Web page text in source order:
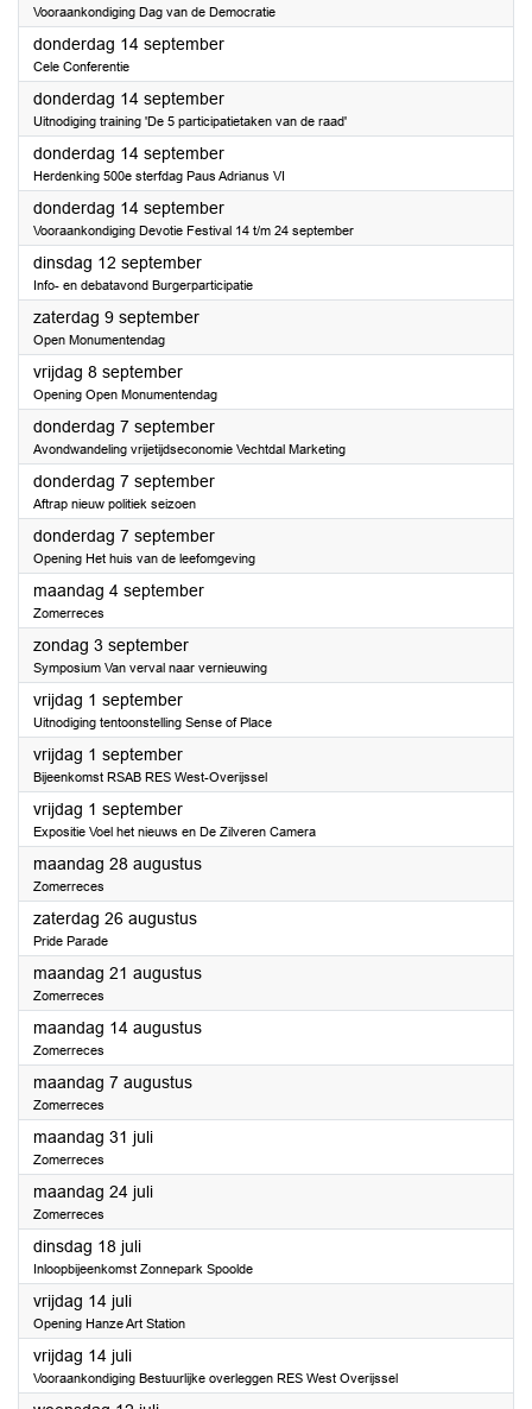
Vooraankondiging Dag van de Democratie
donderdag 14 september2023
Cele Conferentie
donderdag 14 september2023
Uitnodiging training 'De 5 participatietaken van de raad'
donderdag 14 september2023
Herdenking 500e sterfdag Paus Adrianus VI
donderdag 14 september2023
Vooraankondiging Devotie Festival 14 t/m 24 september
dinsdag 12 september2023
Info- en debatavond Burgerparticipatie
zaterdag 9 september2023
Open Monumentendag
vrijdag 8 september2023
Opening Open Monumentendag
donderdag 7 september2023
Avondwandeling vrijetijdseconomie Vechtdal Marketing
donderdag 7 september2023
Aftrap nieuw politiek seizoen
donderdag 7 september2023
Opening Het huis van de leefomgeving
maandag 4 september2023
Zomerreces
zondag 3 september2023
Symposium Van verval naar vernieuwing
vrijdag 1 september2023
Uitnodiging tentoonstelling Sense of Place
vrijdag 1 september2023
Bijeenkomst RSAB RES West-Overijssel
vrijdag 1 september2023
Expositie Voel het nieuws en De Zilveren Camera
maandag 28 augustus2023
Zomerreces
zaterdag 26 augustus2023
Pride Parade
maandag 21 augustus2023
Zomerreces
maandag 14 augustus2023
Zomerreces
maandag 7 augustus2023
Zomerreces
maandag 31 juli2023
Zomerreces
maandag 24 juli2023
Zomerreces
dinsdag 18 juli2023
Inloopbijeenkomst Zonnepark Spoolde
vrijdag 14 juli2023
Opening Hanze Art Station
vrijdag 14 juli2023
Vooraankondiging Bestuurlijke overleggen RES West Overijssel